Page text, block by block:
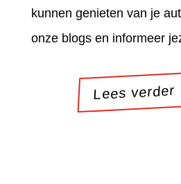
kunnen genieten van je
onze blogs en informeer
Lees verder